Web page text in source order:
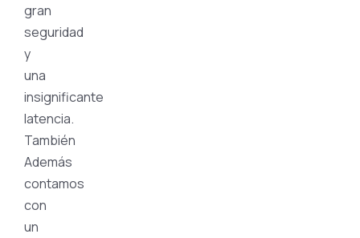
gran
seguridad
y
una
insignificante
latencia.
También
Además
contamos
con
un